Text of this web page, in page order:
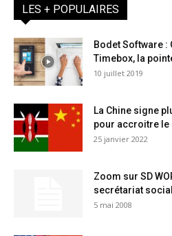
LES + POPULAIRES
Bodet Software :
Timebox, la
10 juillet 2019
La Chine signe
pour accroitre le
25 janvier 2022
Zoom sur SD
secrétariat
5 mai 2008